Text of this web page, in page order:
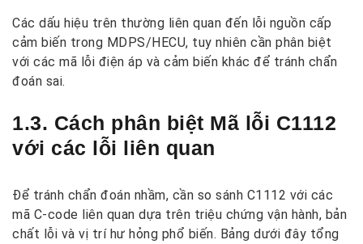
Các dấu hiệu trên thường liên quan đến lỗi nguồn cấp
cảm biến trong MDPS/HECU, tuy nhiên cần phân biệt
với các mã lỗi điện áp và cảm biến khác để tránh chẩn
đoán sai.
1.3. Cách phân biệt Mã lỗi C1112
với các lỗi liên quan
Để tránh chẩn đoán nhầm, cần so sánh C1112 với các
mã C-code liên quan dựa trên triệu chứng vận hành, bản
chất lỗi và vị trí hư hỏng phổ biến. Bảng dưới đây tổng